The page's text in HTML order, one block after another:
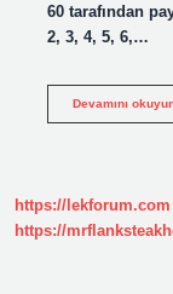
60 tarafından
2, 3, 4, 5, 6,…
Devamını
https://lekforum.com
https://